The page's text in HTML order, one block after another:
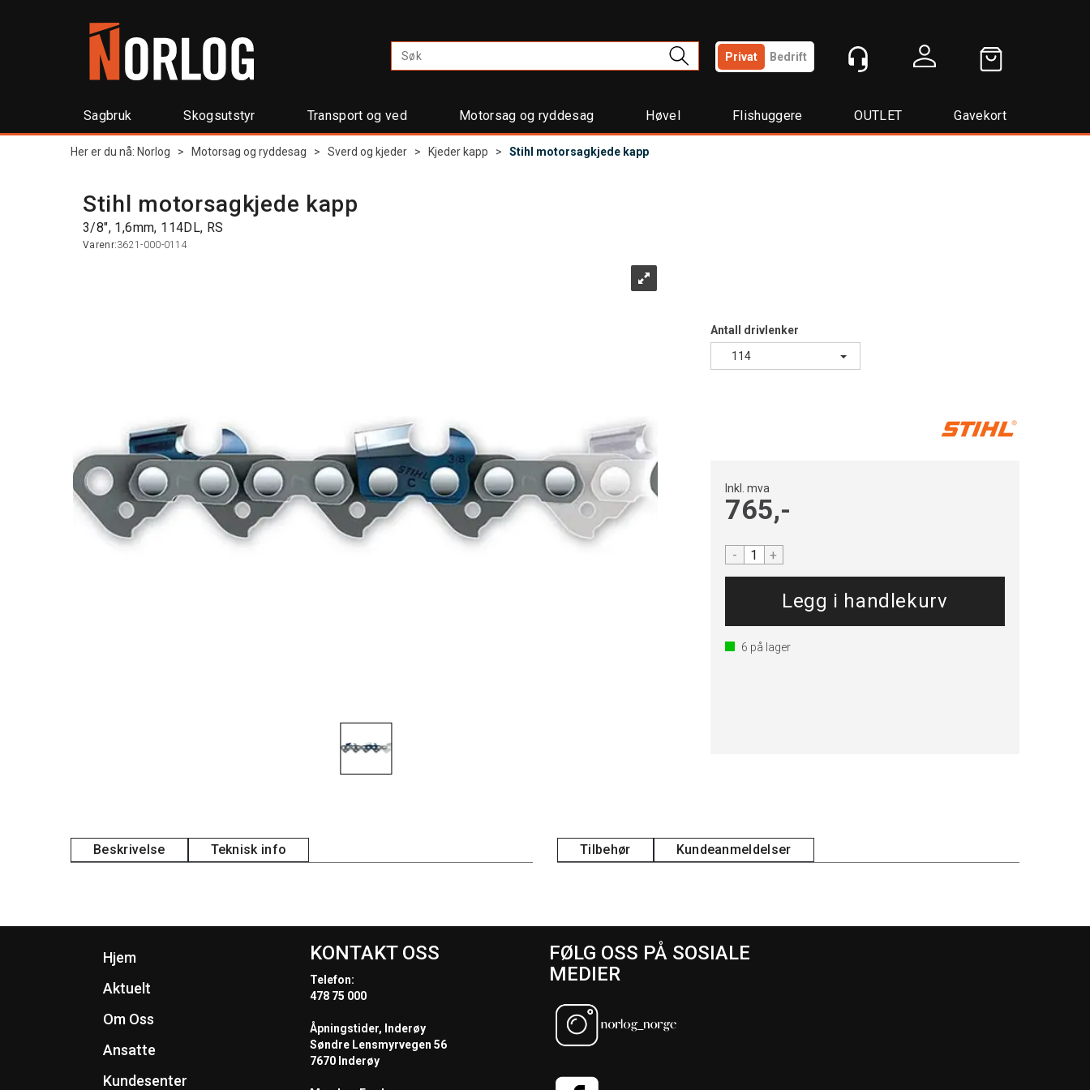
Privat Bedrift
Sagbruk Skogsutstyr Transport og ved Motorsag og ryddesag Høvel Flishuggere OUTLET Gavekort
Her er du nå: Norlog > Motorsag og ryddesag > Sverd og kjeder > Kjeder kapp > Stihl motorsagkjede kapp
Stihl motorsagkjede kapp
3/8", 1,6mm, 114DL, RS
Varenr:3621-000-0114
Antall drivlenker
114
Inkl. mva
765,-
- +
6 på lager
Beskrivelse Teknisk info Tilbehør Kundeanmeldelser
Hjem
Aktuelt
Om Oss
Ansatte
Kundesenter
KONTAKT OSS
Telefon:
478 75 000
Åpningstider, Inderøy
Søndre Lensmyrvegen 56
7670 Inderøy
FØLG OSS PÅ SOSIALE
MEDIER